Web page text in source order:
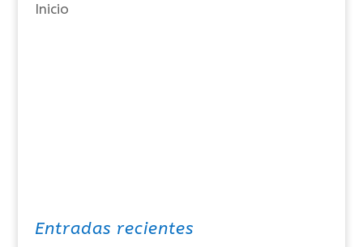
s
Inicio
Entradas recientes